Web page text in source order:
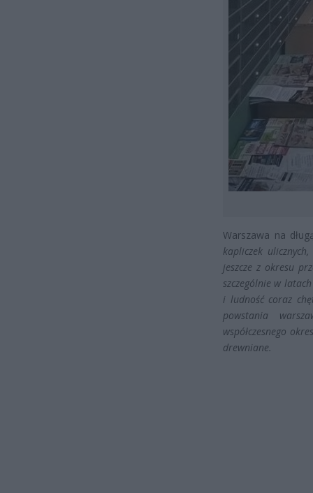
Warszawa na
kapliczek
jeszcze z okresu
szczególnie w
i ludność coraz
powstania
współczesnego
drewniane.